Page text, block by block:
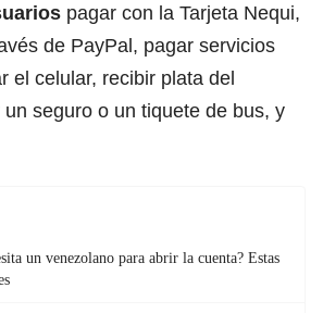
pagar con la Tarjeta Nequi,
de PayPal, pagar servicios
el celular, recibir plata del
seguro o un tiquete de bus, y
un venezolano para abrir la cuenta? Estas